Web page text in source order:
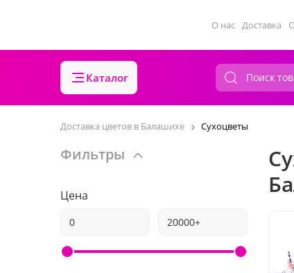
О нас Доставка
Каталог
Доставка цветов в Балашихе Сухоцветы
Фильтры
Цена